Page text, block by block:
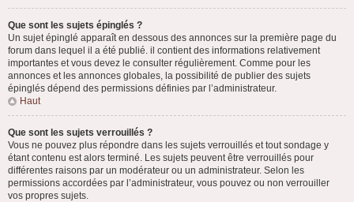
Que sont les sujets épinglés ?
Un sujet épinglé apparaît en dessous des annonces sur la première page du
forum dans lequel il a été publié. il contient des informations relativement
importantes et vous devez le consulter régulièrement. Comme pour les
annonces et les annonces globales, la possibilité de publier des sujets
épinglés dépend des permissions définies par l’administrateur.
Haut
Que sont les sujets verrouillés ?
Vous ne pouvez plus répondre dans les sujets verrouillés et tout sondage y
étant contenu est alors terminé. Les sujets peuvent être verrouillés pour
différentes raisons par un modérateur ou un administrateur. Selon les
permissions accordées par l’administrateur, vous pouvez ou non verrouiller
vos propres sujets.